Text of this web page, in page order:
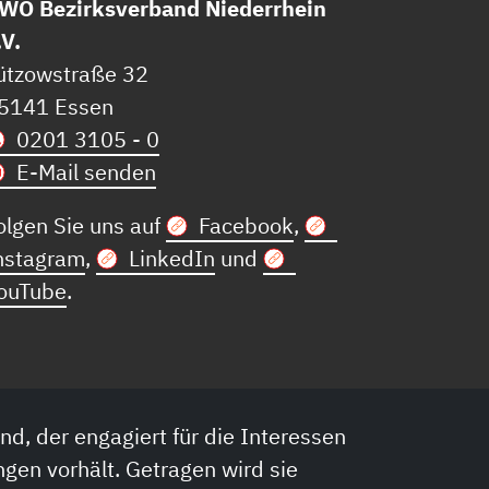
Bezirksverband Niederrhein
32
Essen
0201 3105 - 0
E-Mail senden
Sie uns auf
Facebook,
, LinkedIn und
.
der engagiert für die Interessen
vorhält. Getragen wird sie